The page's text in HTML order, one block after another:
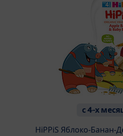
с 4-х
HiPPiS Яблоко-Банан-